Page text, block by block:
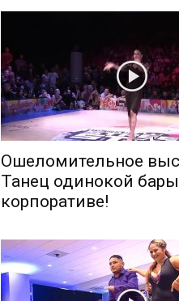
Ошеломительное
Танец одинокой
корпоративе!